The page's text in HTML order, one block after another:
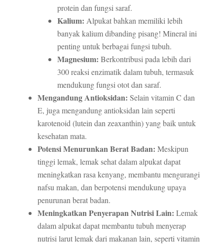
protein dan fungsi saraf.
Kalium: Alpukat bahkan memiliki lebih
banyak kalium dibanding pisang! Mineral ini
penting untuk berbagai fungsi tubuh.
Magnesium: Berkontribusi pada lebih dari
300 reaksi enzimatik dalam tubuh, termasuk
mendukung fungsi otot dan saraf.
Mengandung Antioksidan: Selain vitamin C dan
E, juga mengandung antioksidan lain seperti
karotenoid (lutein dan zeaxanthin) yang baik untuk
kesehatan mata.
Potensi Menurunkan Berat Badan: Meskipun
tinggi lemak, lemak sehat dalam alpukat dapat
meningkatkan rasa kenyang, membantu mengurangi
nafsu makan, dan berpotensi mendukung upaya
penurunan berat badan.
Meningkatkan Penyerapan Nutrisi Lain: Lemak
dalam alpukat dapat membantu tubuh menyerap
nutrisi larut lemak dari makanan lain, seperti vitamin